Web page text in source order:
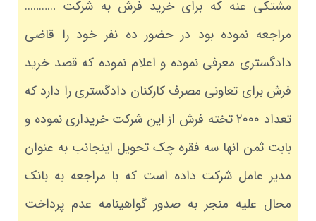
مشتکی عنه که برای خرید فرش به شرکت ………..
مراجعه نموده بود در حضور ده نفر خود را قاضی
دادگستری معرفی نموده و اعلام نموده که قصد خرید
فرش برای تعاونی مصرف کارکنان دادگستری را دارد که
تعداد ۲۰۰۰ تخته فرش از این شرکت خریداری نموده و
بابت ثمن انها سه فقره چک تحویل اینجانب به عنوان
مدیر عامل شرکت داده است که با مراجعه به بانک
محال علیه منجر به صدور گواهینامه عدم پرداخت